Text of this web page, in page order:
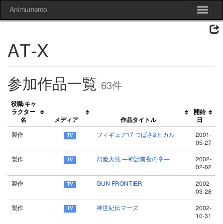
Toggle
Animumemo
AT-X
参加作品一覧 63件
役職/キャ
ラクター
名
メディア 作品タイトル
開始
日
製作 フィギュア17 つばさ&ヒカル
2001-
05-27
製作 幻魔大戦 ―神話前夜の章―
2002-
02-02
製作 GUN FRONTIER
2002-
03-28
製作 神世紀伝マーズ
2002-
10-31